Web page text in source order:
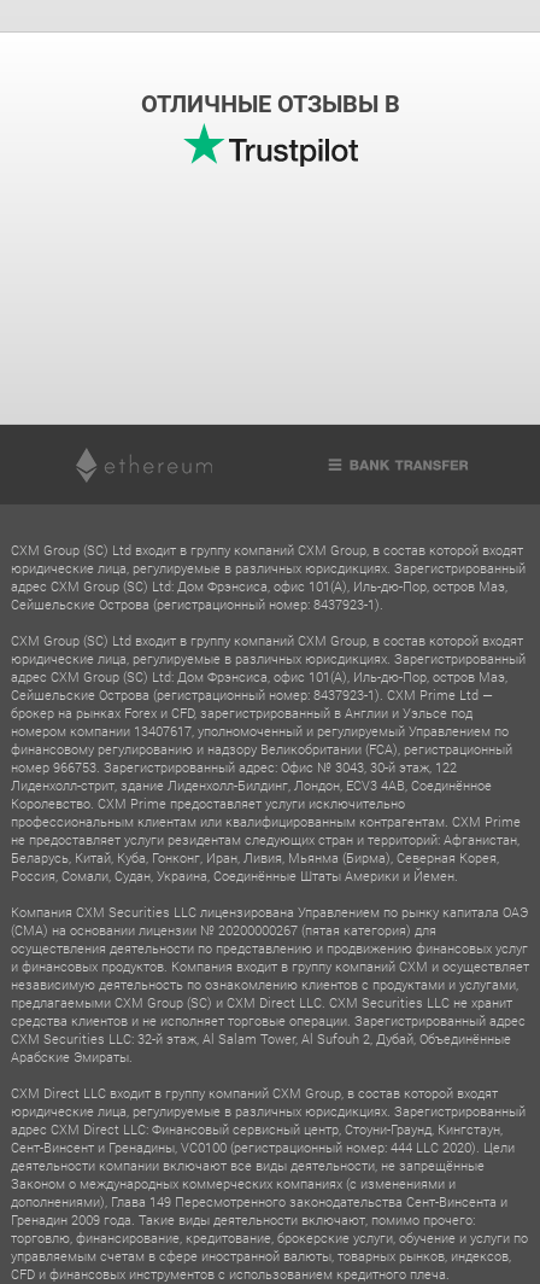
ОТЛИЧНЫЕ ОТЗЫВЫ В
CXM Group (SC) Ltd входит в группу компаний CXM Group, в состав которой входят
юридические лица, регулируемые в различных юрисдикциях. Зарегистрированный
адрес CXM Group (SC) Ltd: Дом Фрэнсиса, офис 101(A), Иль-дю-Пор, остров Маэ,
Сейшельские Острова (регистрационный номер: 8437923-1).
CXM Group (SC) Ltd входит в группу компаний CXM Group, в состав которой входят
юридические лица, регулируемые в различных юрисдикциях. Зарегистрированный
адрес CXM Group (SC) Ltd: Дом Фрэнсиса, офис 101(A), Иль-дю-Пор, остров Маэ,
Сейшельские Острова (регистрационный номер: 8437923-1). CXM Prime Ltd —
брокер на рынках Forex и CFD, зарегистрированный в Англии и Уэльсе под
номером компании 13407617, уполномоченный и регулируемый Управлением по
финансовому регулированию и надзору Великобритании (FCA), регистрационный
номер 966753. Зарегистрированный адрес: Офис № 3043, 30-й этаж, 122
Лиденхолл-стрит, здание Лиденхолл-Билдинг, Лондон, ECV3 4AB, Соединённое
Королевство. CXM Prime предоставляет услуги исключительно
профессиональным клиентам или квалифицированным контрагентам. CXM Prime
не предоставляет услуги резидентам следующих стран и территорий: Афганистан,
Беларусь, Китай, Куба, Гонконг, Иран, Ливия, Мьянма (Бирма), Северная Корея,
Россия, Сомали, Судан, Украина, Соединённые Штаты Америки и Йемен.
Компания CXM Securities LLC лицензирована Управлением по рынку капитала ОАЭ
(CMA) на основании лицензии № 20200000267 (пятая категория) для
осуществления деятельности по представлению и продвижению финансовых услуг
и финансовых продуктов. Компания входит в группу компаний CXM и осуществляет
независимую деятельность по ознакомлению клиентов с продуктами и услугами,
предлагаемыми CXM Group (SC) и CXM Direct LLC. CXM Securities LLC не хранит
средства клиентов и не исполняет торговые операции. Зарегистрированный адрес
CXM Securities LLC: 32-й этаж, Al Salam Tower, Al Sufouh 2, Дубай, Объединённые
Арабские Эмираты.
CXM Direct LLC входит в группу компаний CXM Group, в состав которой входят
юридические лица, регулируемые в различных юрисдикциях. Зарегистрированный
адрес CXM Direct LLC: Финансовый сервисный центр, Стоуни-Граунд, Кингстаун,
Сент-Винсент и Гренадины, VC0100 (регистрационный номер: 444 LLC 2020). Цели
деятельности компании включают все виды деятельности, не запрещённые
Законом о международных коммерческих компаниях (с изменениями и
дополнениями), Глава 149 Пересмотренного законодательства Сент-Винсента и
Гренадин 2009 года. Такие виды деятельности включают, помимо прочего:
торговлю, финансирование, кредитование, брокерские услуги, обучение и услуги по
управляемым счетам в сфере иностранной валюты, товарных рынков, индексов,
CFD и финансовых инструментов с использованием кредитного плеча.